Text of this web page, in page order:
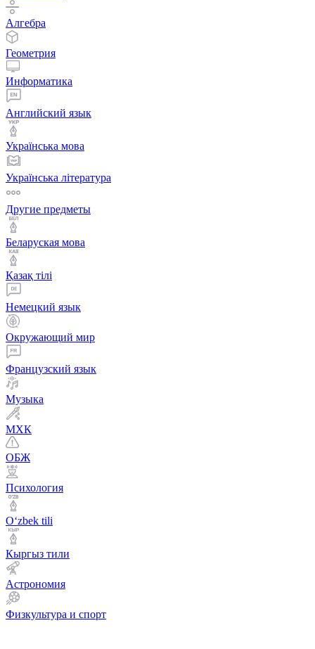
Алгебра
Геометрия
Информатика
Английский язык
Українська мова
Українська література
Другие предметы
Беларуская мова
Қазақ тiлi
Немецкий язык
Окружающий мир
Французский язык
Музыка
МХК
ОБЖ
Психология
Оʻzbek tili
Кыргыз тили
Астрономия
Физкультура и спорт